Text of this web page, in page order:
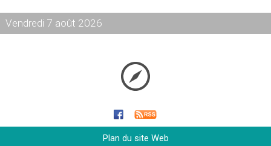
Vendredi 7 août 2026
Plan du site Web